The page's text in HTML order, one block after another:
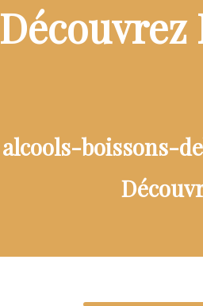
Découvrez
alcools-boissons-